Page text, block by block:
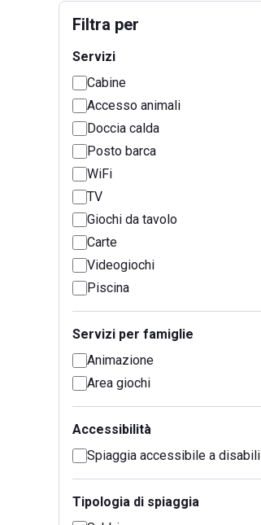
Filtra per
Servizi
Cabine
Accesso animali
Doccia calda
Posto barca
WiFi
TV
Giochi da tavolo
Carte
Videogiochi
Piscina
Servizi per famiglie
Animazione
Area giochi
Accessibilità
Spiaggia accessibile a disabili
Tipologia di spiaggia